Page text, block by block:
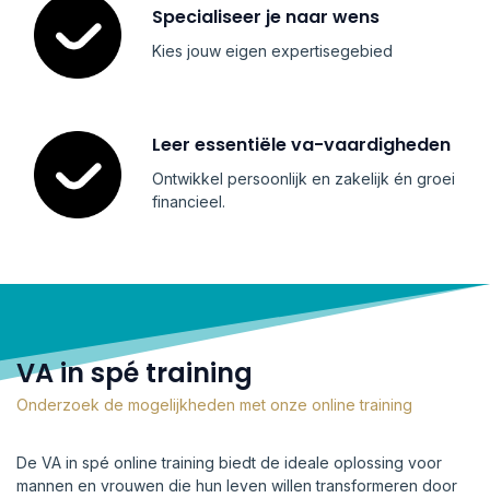
Specialiseer je naar wens
Kies jouw eigen expertisegebied
Leer essentiële va-vaardigheden
Ontwikkel persoonlijk en zakelijk én groei
financieel.
VA in spé training
Onderzoek de mogelijkheden met onze online training
De VA in spé online training biedt de ideale oplossing voor
mannen en vrouwen die hun leven willen transformeren door